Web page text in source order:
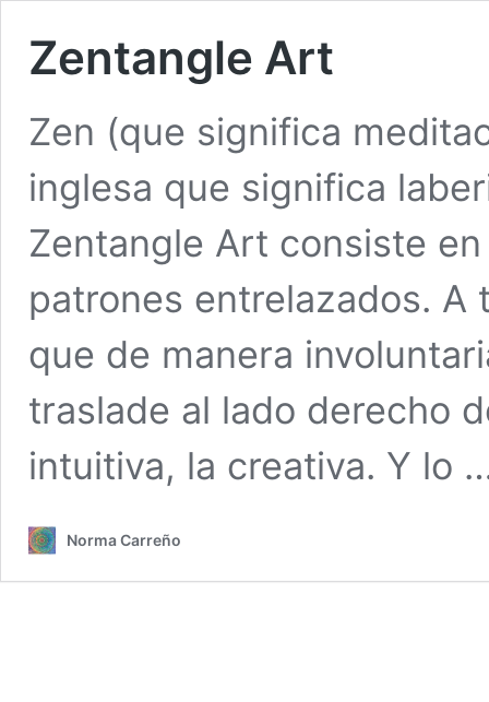
Zentangle Art
Zen (que significa
inglesa que significa
Zentangle Art consiste
patrones entrelazados.
que de manera
traslade al lado derecho
intuitiva, la creativa. Y lo
Norma Carreño